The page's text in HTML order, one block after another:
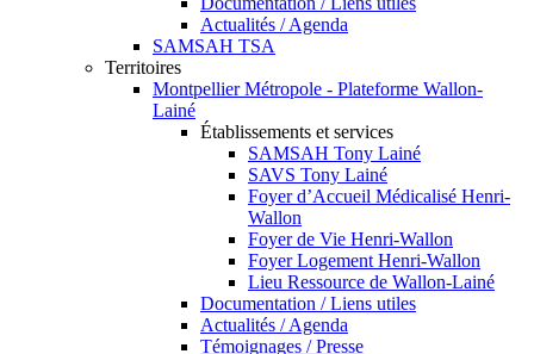
Actualités / Agenda
SAMSAH TSA
Territoires
Montpellier Métropole - Plateforme Wallon-
Lainé
Établissements et services
SAMSAH Tony Lainé
SAVS Tony Lainé
Foyer d’Accueil Médicalisé Henri-
Wallon
Foyer de Vie Henri-Wallon
Foyer Logement Henri-Wallon
Lieu Ressource de Wallon-Lainé
Documentation / Liens utiles
Actualités / Agenda
Témoignages / Presse